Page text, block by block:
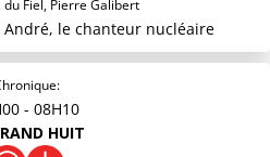
du Fiel, Pierre Galibert
André, le chanteur nucléaire
- 08H10
HUIT